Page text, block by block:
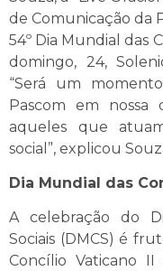
de Comunicação da
54º Dia Mundial das
domingo, 24,
“Será um
Pascom em nossa
aqueles que
social”, explicou
Dia Mundial das
A celebração do
Sociais (DMCS) é
Concílio Vaticano